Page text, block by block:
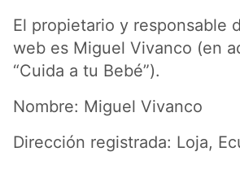
El propietario y responsable
web es Miguel Vivanco (en
“Cuida a tu Bebé”).
Nombre: Miguel Vivanco
Dirección registrada: Loja,